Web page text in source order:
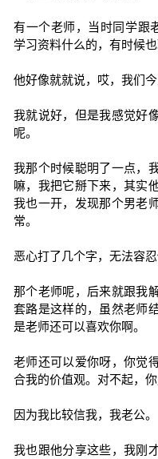
有一个老师，当时同学跟
学习资料什么的，有时候
他好像就就说，哎，我们
我就说好，但是我感觉好
呢。
我那个时候聪明了一点，
嘛，我把它掰下来，其实
我也一开，发现那个男老
常。
恶心打了几个字，无法容忍
那个老师呢，后来就跟我
套路是这样的，虽然老师
是老师还可以喜欢你啊。
老师还可以爱你呀，你觉
合我的价值观。对不起，你
因为我比较信我，我老公。
我也跟他分享这些，我刚